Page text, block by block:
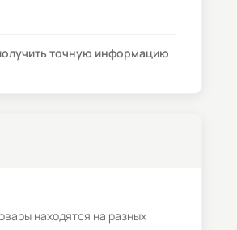
точную информацию
находятся на разных